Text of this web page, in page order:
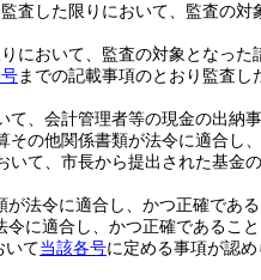
査した限りにおいて、監査の
において、監査の対象となった
までの記載事項のとおり監査
て、会計管理者等の現金の出納
の他関係書類が法令に適合し
いて、市長から提出された基金
法令に適合し、かつ正確である
に適合し、かつ正確であること
いて当該各号に定める事項が認